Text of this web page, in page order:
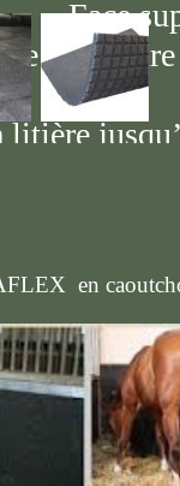
en
Face
inférieure
Résiste à